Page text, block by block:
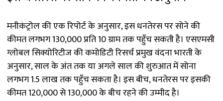
मनीकंट्रोल की एक रिपोर्ट के अनुसार, इस धनतेरस पर सोने की
कीमत लगभग ₹130,000 प्रति 10 ग्राम तक पहुँच सकती है। एसएमसी
ग्लोबल सिक्योरिटीज की कमोडिटी रिसर्च प्रमुख वंदना भारती के
अनुसार, साल के अंत तक या अगले साल की शुरुआत में सोना
लगभग ₹1.5 लाख तक पहुँच सकता है। इस बीच, धनतेरस पर इसकी
कीमत ₹120,000 से ₹130,000 के बीच रहने की उम्मीद है।